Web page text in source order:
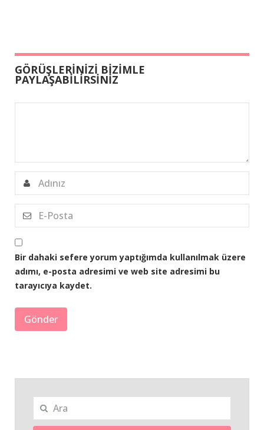
GÖRÜŞLERİNİZİ BİZİMLE
PAYLAŞABİLİRSİNİZ
Bir dahaki sefere yorum yaptığımda kullanılmak üzere
adımı, e-posta adresimi ve web site adresimi bu
tarayıcıya kaydet.